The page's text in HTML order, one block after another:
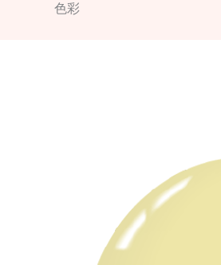
色彩